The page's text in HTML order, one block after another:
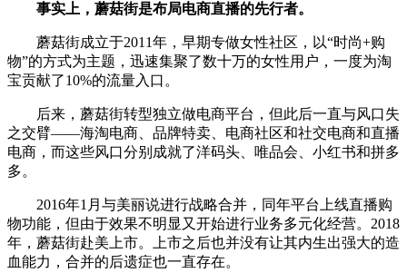
事实上，蘑菇街是布局电商直播的先行者。
蘑菇街成立于2011年，早期专做女性社区，以“时尚+购
物”的方式为主题，迅速集聚了数十万的女性用户，一度为淘
宝贡献了10%的流量入口。
后来，蘑菇街转型独立做电商平台，但此后一直与风口失
之交臂——海淘电商、品牌特卖、电商社区和社交电商和直播
电商，而这些风口分别成就了洋码头、唯品会、小红书和拼多
多。
2016年1月与美丽说进行战略合并，同年平台上线直播购
物功能，但由于效果不明显又开始进行业务多元化经营。2018
年，蘑菇街赴美上市。上市之后也并没有让其内生出强大的造
血能力，合并的后遗症也一直存在。